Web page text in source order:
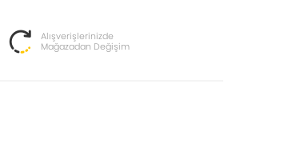
Alışverişlerinizde
Mağazadan Değişim